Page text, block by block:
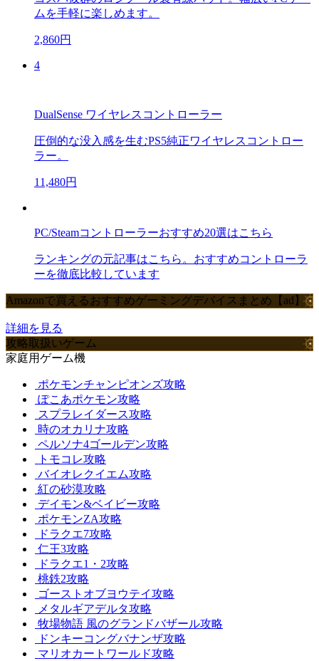
ムを手軽に楽しめます。
2,860円
4
DualSense ワイヤレスコントローラー
圧倒的な没入感を生むPS5純正ワイヤレスコントロー
ラー。
11,480円
PC/Steamコントローラーおすすめ20選はこちら
ランキングの元記事はこちら。おすすめコントローラ
ーを徹底比較しています
Amazonで買えるおすすめゲーミングデバイスまとめ【ad】
詳細を見る
攻略取扱いゲーム
家庭用ゲーム機
ポケモンチャンピオンズ攻略
ぽこあポケモン攻略
スプラレイダース攻略
時のオカリナ攻略
ペルソナ4ゴールデン攻略
トモコレ攻略
バイオレクイエム攻略
紅の砂漠攻略
デイモン&ベイビー攻略
ポケモンZA攻略
ドラクエ7攻略
仁王3攻略
ドラクエ1・2攻略
桃鉄2攻略
ゴーストオブヨウテイ攻略
メタルギアデルタ攻略
牧場物語 風のグランドバザール攻略
ドンキーコングバナンザ攻略
マリオカートワールド攻略